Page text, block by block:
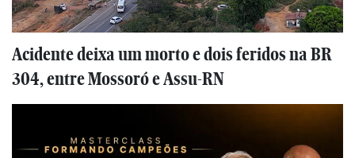
Acidente deixa um morto e dois feridos na BR
304, entre Mossoró e Assu-RN